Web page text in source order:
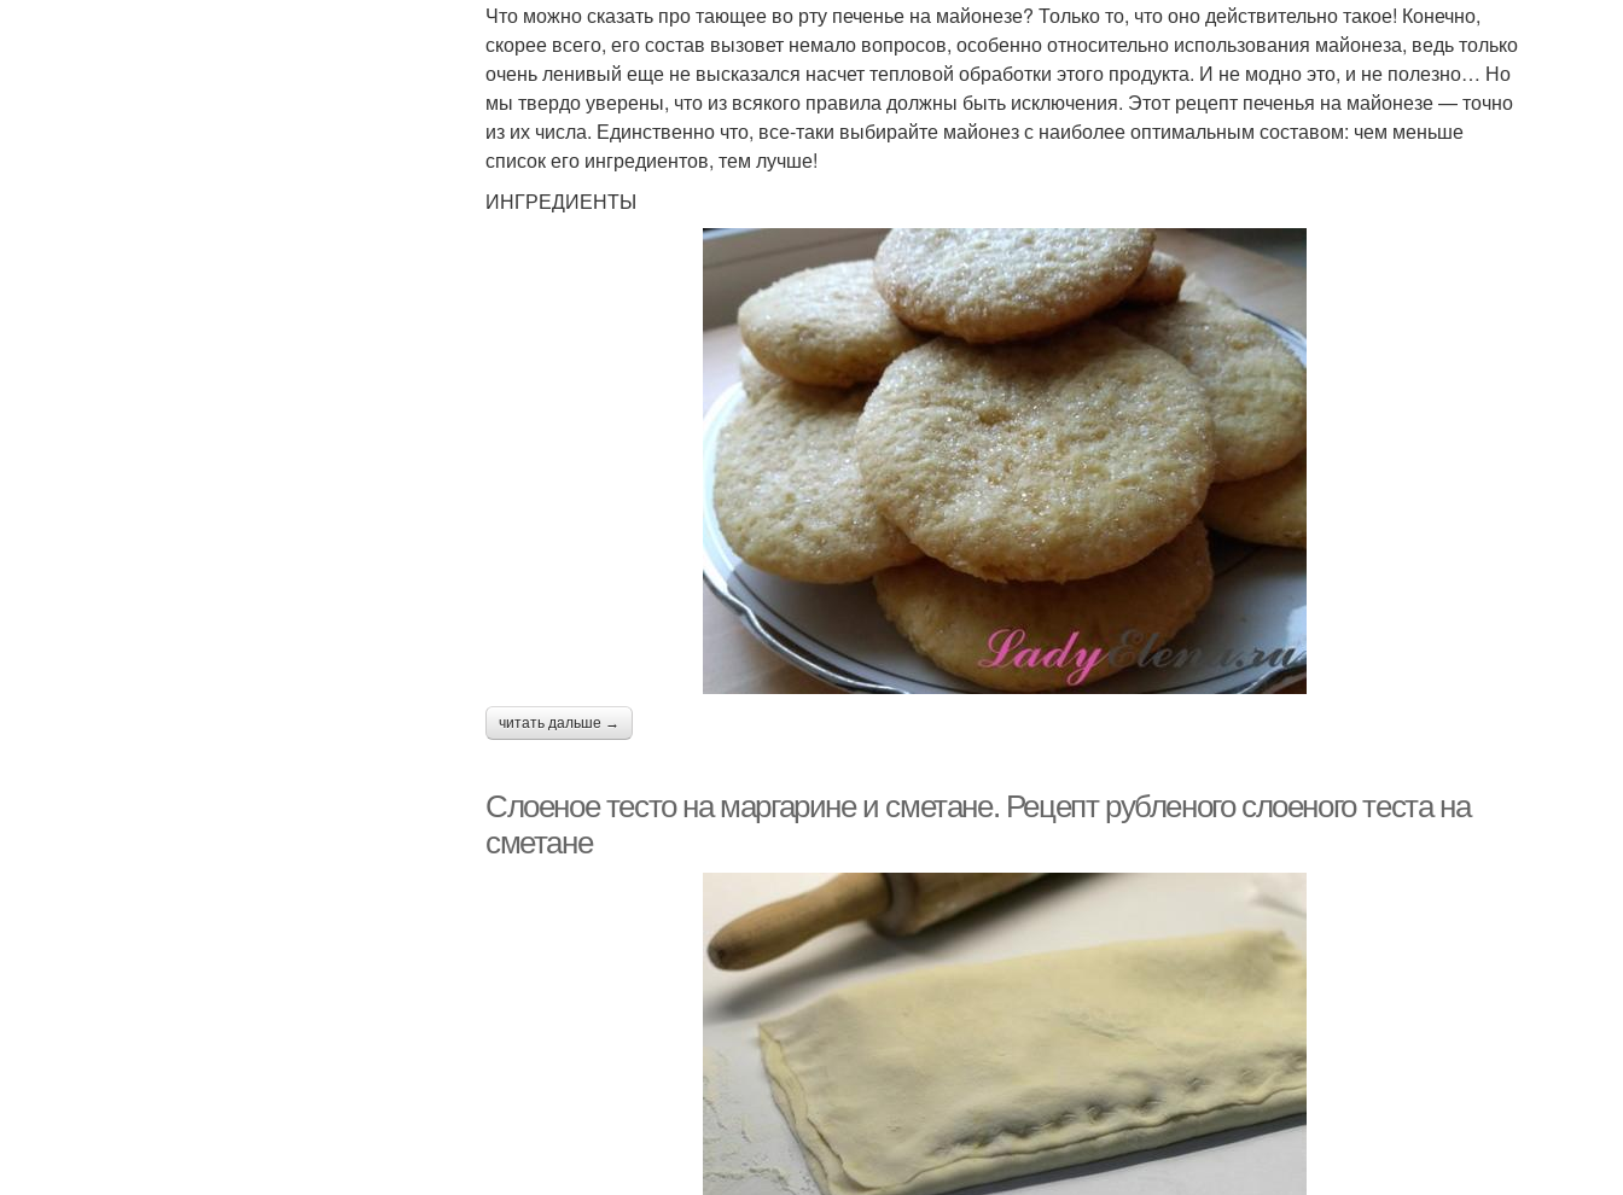
Что можно сказать про тающее во рту печенье на майонезе? Только то, что оно действительно такое! Конечно,
скорее всего, его состав вызовет немало вопросов, особенно относительно использования майонеза, ведь только
очень ленивый еще не высказался насчет тепловой обработки этого продукта. И не модно это, и не полезно… Но
мы твердо уверены, что из всякого правила должны быть исключения. Этот рецепт печенья на майонезе — точно
из их числа. Единственно что, все-таки выбирайте майонез с наиболее оптимальным составом: чем меньше
список его ингредиентов, тем лучше!
ИНГРЕДИЕНТЫ
читать дальше →
Слоеное тесто на маргарине и сметане. Рецепт рубленого слоеного теста на
сметане